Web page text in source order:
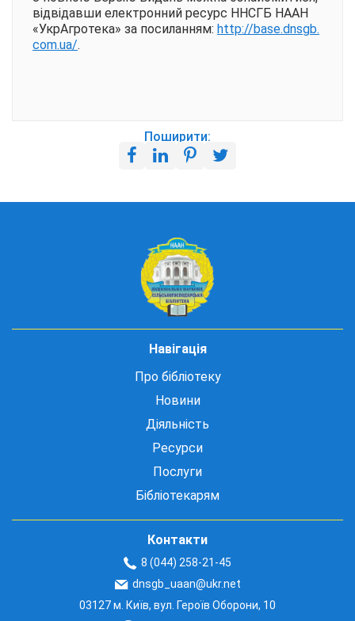
відвідавши електронний ресурс ННСГБ НААН
«УкрАгротека» за посиланням: http://base.dnsgb.
com.ua/.
Поширити:
Навігація
Про бібліотеку
Новини
Діяльність
Ресурси
Послуги
Бібліотекарям
Контакти
8 (044) 258-21-45
dnsgb_uaan@ukr.net
03127 м. Київ, вул. Героїв Оборони, 10